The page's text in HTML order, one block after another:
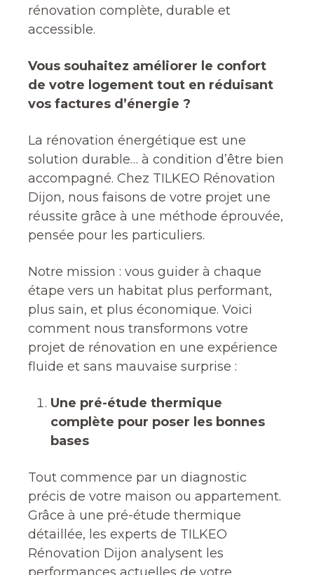
rénovation complète, durable et
accessible.
Vous souhaitez améliorer le confort
de votre logement tout en réduisant
vos factures d’énergie ?
La rénovation énergétique est une
solution durable… à condition d’être bien
accompagné. Chez TILKEO Rénovation
Dijon, nous faisons de votre projet une
réussite grâce à une méthode éprouvée,
pensée pour les particuliers.
Notre mission : vous guider à chaque
étape vers un habitat plus performant,
plus sain, et plus économique. Voici
comment nous transformons votre
projet de rénovation en une expérience
fluide et sans mauvaise surprise :
Une pré-étude thermique
complète pour poser les bonnes
bases
Tout commence par un diagnostic
précis de votre maison ou appartement.
Grâce à une pré-étude thermique
détaillée, les experts de TILKEO
Rénovation Dijon analysent les